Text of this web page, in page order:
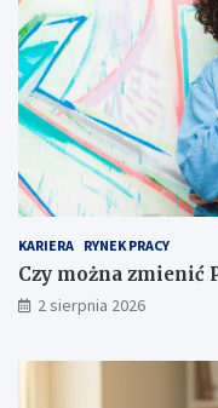
KARIERA RYNEK PRACY
Czy można zmienić
2 sierpnia 2026